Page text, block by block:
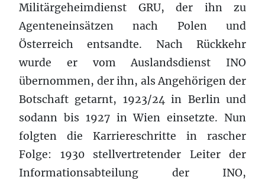
Militärgeheimdienst GRU, der ihn zu
Agenteneinsätzen nach Polen und
Österreich entsandte. Nach Rückkehr
wurde er vom Auslandsdienst INO
übernommen, der ihn, als Angehörigen der
Botschaft getarnt, 1923/24 in Berlin und
sodann bis 1927 in Wien einsetzte. Nun
folgten die Karriereschritte in rascher
Folge: 1930 stellvertretender Leiter der
Informationsabteilung der INO,